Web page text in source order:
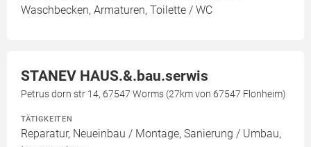
Waschbecken, Armaturen, Toilette / WC
STANEV HAUS.&.bau.serwis
Petrus dorn str 14, 67547 Worms (27km von 67547 Flonheim)
TÄTIGKEITEN
Reparatur, Neueinbau / Montage, Sanierung / Umbau,